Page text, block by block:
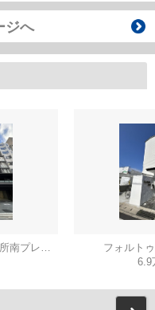
ジへ
イーグルコート京都御所南プレミアム迎賓館
フォルト
6.9